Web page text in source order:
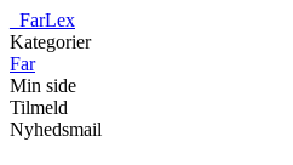
FarLex
Kategorier
Far
Min side
Tilmeld
Nyhedsmail